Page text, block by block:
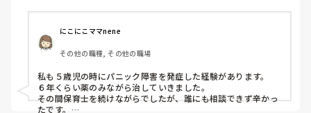
の、中等度のうつ病と診断がつき、現在は休職中です。
心を病む前に辞めたい、でも年度末までは頑張りたいと思っ
ていましたが、心や体はそんな風に自分の思いどおりにはな
らないことを、痛感しています。
今の職場環境では、5月から、色々なアドバイスを聞いた上
で園長に働きかけたりしていましたが、その時も、今後も環
にこにこママnene
その他の職種, その他の職場
私も５歳児の時にパニック障害を発症した経験があります。
６年くらい薬のみながら治していきました。
その間保育士を続けながらでしたが、誰にも相談できず辛かっ
たです。